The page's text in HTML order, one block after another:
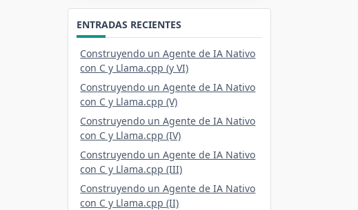
ENTRADAS RECIENTES
Construyendo un Agente de IA Nativo
con C y Llama.cpp (y VI)
Construyendo un Agente de IA Nativo
con C y Llama.cpp (V)
Construyendo un Agente de IA Nativo
con C y Llama.cpp (IV)
Construyendo un Agente de IA Nativo
con C y Llama.cpp (III)
Construyendo un Agente de IA Nativo
con C y Llama.cpp (II)